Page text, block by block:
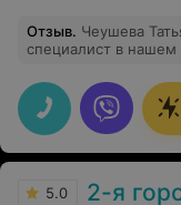
Отзыв. Чеушева
специалист в
уровне. Всегда
расскажет,
Спасибо!
5.0 2-я городская